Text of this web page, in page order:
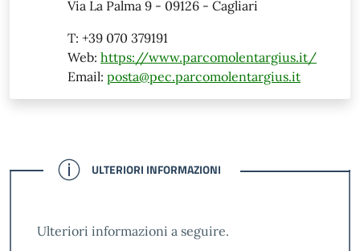
Via La Palma 9 - 09126 - Cagliari
T: +39 070 379191
Web: https://www.parcomolentargius.it/
Email: posta@pec.parcomolentargius.it
CONFERMATO
ULTERIORI INFORMAZIONI
Ulteriori informazioni a seguire.